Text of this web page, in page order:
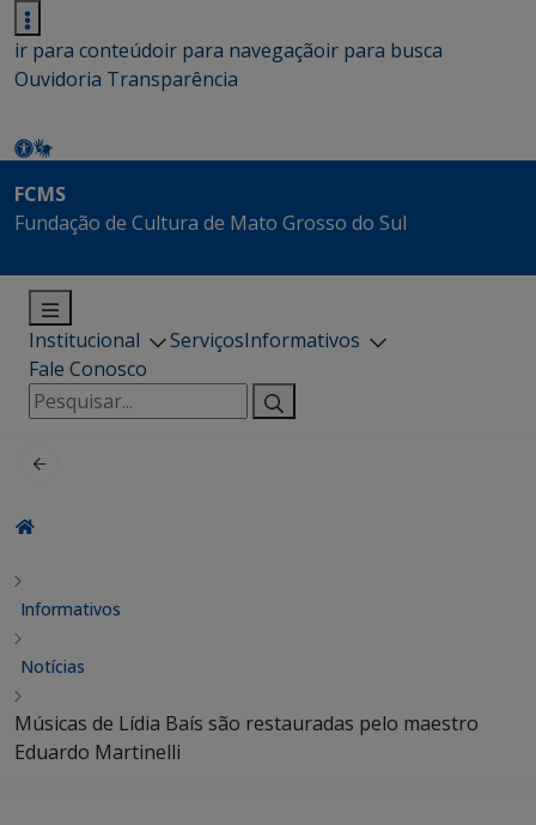
ir para conteúdoir para navegaçãoir para busca
Ouvidoria Transparência
FCMS
Fundação de Cultura de Mato Grosso do Sul
Institucional ServiçosInformativos
Fale Conosco
Pesquisar
por:
Informativos
Notícias
Músicas de Lídia Baís são restauradas pelo maestro
Eduardo Martinelli